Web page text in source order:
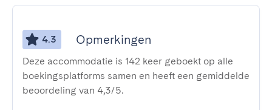
4.3 Opmerkingen
Deze accommodatie is 142 keer geboekt op alle
boekingsplatforms samen en heeft een gemiddelde
beoordeling van 4,3/5.